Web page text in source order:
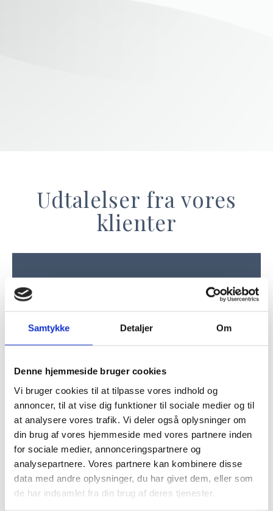
Samtykke Detaljer Om
Denne hjemmeside bruger cookies
Vi bruger cookies til at tilpasse vores indhold og
annoncer, til at vise dig funktioner til sociale medier og til
at analysere vores trafik. Vi deler også oplysninger om
din brug af vores hjemmeside med vores partnere inden
for sociale medier, annonceringspartnere og
analysepartnere. Vores partnere kan kombinere disse
data med andre oplysninger, du har givet dem, eller som
de har indsamlet fra din brug af deres tjenester.
Udtalelser fra vores
klienter
“Udfaldet blev at vores dreng undgik kraftige
indgreb, og idag er velplaceret på et bosted.
løsninger og kæmper med liv og sjæl for din
sag, hvilket har været altafgørende for os som
familie.”
NEVIM